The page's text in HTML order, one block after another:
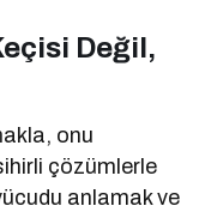
Değil,
onu
çözümlerle
anlamak ve